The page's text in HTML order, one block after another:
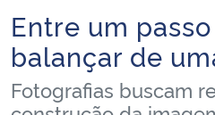
Ministério da Infraestrutura
Ministério da Agricultura, Pecuária e
Início do conteúdo
Entre um
balançar de
Fotografias buscam